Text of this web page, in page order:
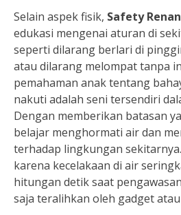
Selain aspek fisik, Safety
edukasi mengenai aturan di
seperti dilarang berlari di
atau dilarang melompat tanpa
pemahaman anak tentang
nakuti adalah seni tersendiri
Dengan memberikan batasan
belajar menghormati air dan
terhadap lingkungan
karena kecelakaan di air
hitungan detik saat
saja teralihkan oleh gadget